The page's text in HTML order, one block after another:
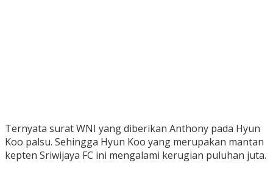
Ternyata surat WNI yang diberikan Anthony pada Hyun
Koo palsu. Sehingga Hyun Koo yang merupakan mantan
kepten Sriwijaya FC ini mengalami kerugian puluhan juta.